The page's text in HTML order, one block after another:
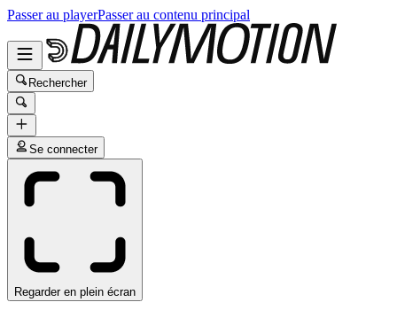
Passer au playerPasser au contenu principal
Rechercher
Se connecter
Regarder en plein écran